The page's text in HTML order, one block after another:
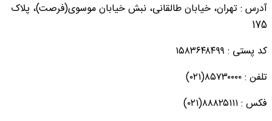
آدرس : تهران، خیابان طالقانی، نبش خیابان موسوی(فرصت)، پلاک
175
کد پستی : ۱۵۸۳۶۴۸۴۹۹
تلفن : ۸۵۷۳۰۰۰۰(۰۲۱)
فکس : ۸۸۸۲۵۱۱۱(۰۲۱)